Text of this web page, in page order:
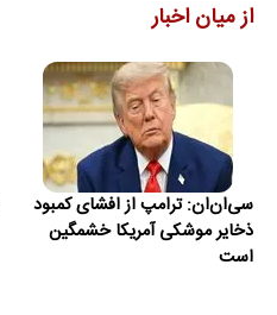
از میان اخبار
سی‌ان‌ان: ترامپ از افشای کمبود
ذخایر موشکی آمریکا خشمگین
است